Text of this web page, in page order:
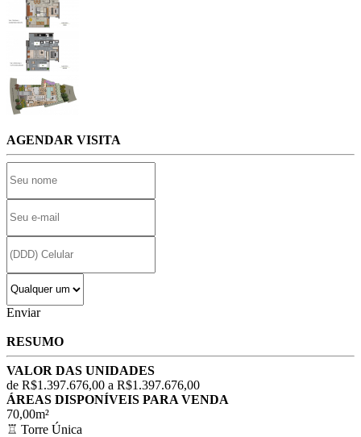
AGENDAR VISITA
Enviar
RESUMO
VALOR DAS UNIDADES
de R$1.397.676,00 a R$1.397.676,00
ÁREAS DISPONÍVEIS PARA VENDA
70,00m²
♖ Torre Única